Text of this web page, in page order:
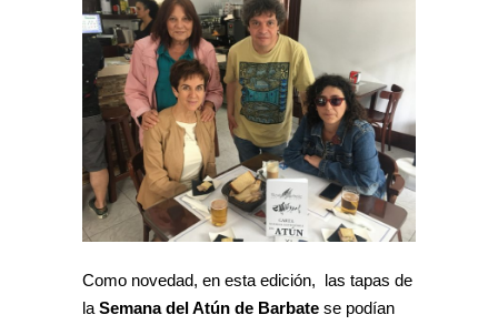
Como novedad, en esta edición, las tapas de
la Semana del Atún de Barbate se podían